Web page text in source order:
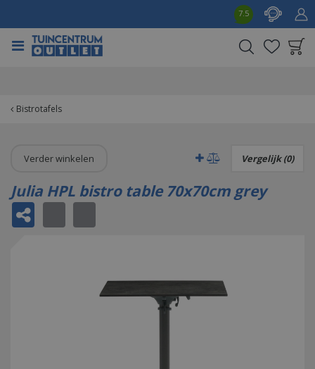
Bistrotafels
7.5
Verder winkelen Vergelijk (0)
Julia HPL bistro table 70x70cm grey